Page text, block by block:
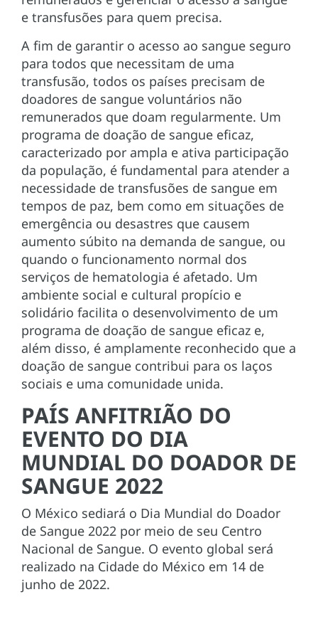
e transfusões para quem precisa.
A fim de garantir o acesso ao sangue seguro
para todos que necessitam de uma
transfusão, todos os países precisam de
doadores de sangue voluntários não
remunerados que doam regularmente. Um
programa de doação de sangue eficaz,
caracterizado por ampla e ativa participação
da população, é fundamental para atender a
necessidade de transfusões de sangue em
tempos de paz, bem como em situações de
emergência ou desastres que causem
aumento súbito na demanda de sangue, ou
quando o funcionamento normal dos
serviços de hematologia é afetado. Um
ambiente social e cultural propício e
solidário facilita o desenvolvimento de um
programa de doação de sangue eficaz e,
além disso, é amplamente reconhecido que a
doação de sangue contribui para os laços
sociais e uma comunidade unida.
PAÍS ANFITRIÃO DO
EVENTO DO DIA
MUNDIAL DO DOADOR DE
SANGUE 2022
O México sediará o Dia Mundial do Doador
de Sangue 2022 por meio de seu Centro
Nacional de Sangue. O evento global será
realizado na Cidade do México em 14 de
junho de 2022.